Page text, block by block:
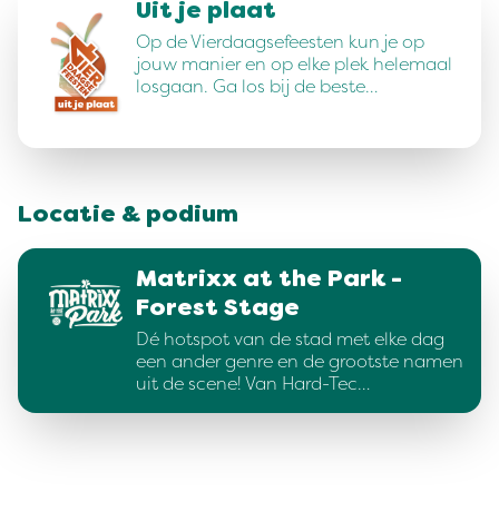
Uit je plaat
Op de Vierdaagsefeesten kun je op
jouw manier en op elke plek helemaal
losgaan. Ga los bij de beste…
Locatie & podium
Matrixx at the Park -
Forest Stage
Dé hotspot van de stad met elke dag
een ander genre en de grootste namen
uit de scene! Van Hard-Tec…